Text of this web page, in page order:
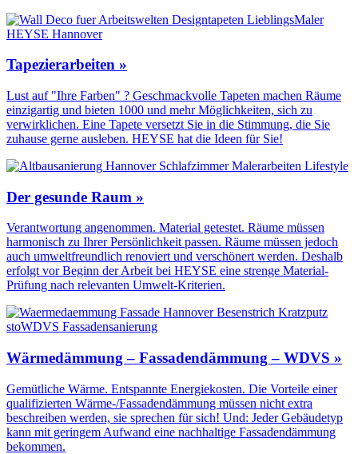
Tapezierarbeiten »
Lust auf "Ihre Farben" ? Geschmackvolle Tapeten machen Räume
einzigartig und bieten 1000 und mehr Möglichkeiten, sich zu
verwirklichen. Eine Tapete versetzt Sie in die Stimmung, die Sie
zuhause gerne ausleben. HEYSE hat die Ideen für Sie!
Der gesunde Raum »
Verantwortung angenommen. Material getestet. Räume müssen
harmonisch zu Ihrer Persönlichkeit passen. Räume müssen jedoch
auch umweltfreundlich renoviert und verschönert werden. Deshalb
erfolgt vor Beginn der Arbeit bei HEYSE eine strenge Material-
Prüfung nach relevanten Umwelt-Kriterien.
Wärmedämmung – Fassadendämmung – WDVS »
Gemütliche Wärme. Entspannte Energiekosten. Die Vorteile einer
qualifizierten Wärme-/Fassadendämmung müssen nicht extra
beschreiben werden, sie sprechen für sich! Und: Jeder Gebäudetyp
kann mit geringem Aufwand eine nachhaltige Fassadendämmung
bekommen.